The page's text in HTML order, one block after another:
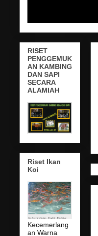
RISET
PENGGEMUK
AN KAMBING
DAN SAPI
SECARA
ALAMIAH
Riset Ikan
Koi
Kecemerlang
an Warna